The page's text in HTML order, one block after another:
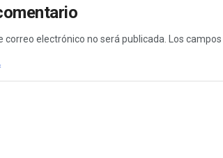
correo electrónico no será publicada. Los